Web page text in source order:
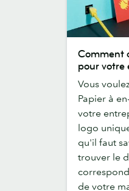
créer
logo
pour
votre
entreprise
Comment
pour votre
Vous
Papier à
votre
logo
qu'il faut
trouver le
de votre